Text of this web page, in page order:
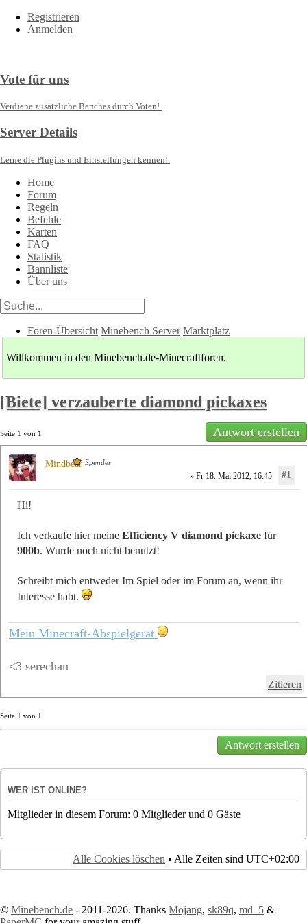
Registrieren
Anmelden
Vote für uns
Verdiene zusätzliche Benches durch Voten!
Server Details
Lerne die Plugins und Einstellungen kennen!.
Home
Forum
Regeln
Befehle
Karten
FAQ
Statistik
Bannliste
Über uns
Foren-Übersicht Minebench Server Marktplatz
Willkommen in den Minebench.de-Minecraftforen.
[Biete] verzauberte diamond pickaxes
Seite 1 von 1 Antwort erstellen
» Fr 18. Mai 2012, 16:45 #1
Hi!
Ich verkaufe hier meine Efficiency V diamond pickaxe für
900b. Wurde noch nicht benutzt!
Schreibt mich entweder Im Spiel oder im Forum an, wenn ihr
Interesse habt.
Mein Minecraft-Abspielgerät
<3 serechan
Zitieren
Mindbear Spender
Seite 1 von 1
Antwort erstellen
WER IST ONLINE?
Mitglieder in diesem Forum: 0 Mitglieder und 0 Gäste
Alle Cookies löschen • Alle Zeiten sind UTC+02:00
© Minebench.de - 2011-2026. Thanks Mojang, sk89q, md_5 &